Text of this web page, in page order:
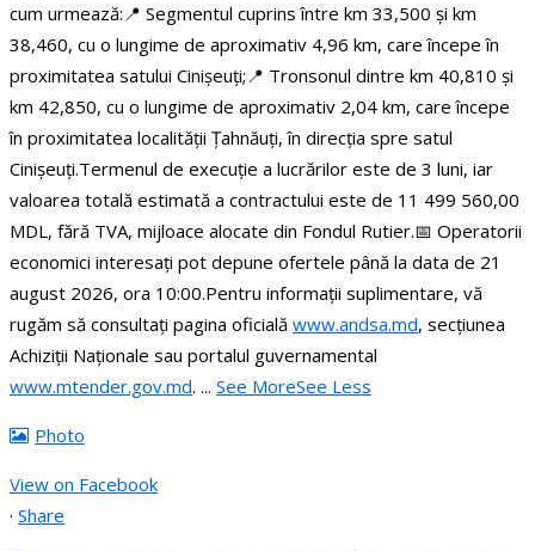
cum urmează:📍 Segmentul cuprins între km 33,500 și km
38,460, cu o lungime de aproximativ 4,96 km, care începe în
proximitatea satului Cinișeuți;📍 Tronsonul dintre km 40,810 și
km 42,850, cu o lungime de aproximativ 2,04 km, care începe
în proximitatea localității Țahnăuți, în direcția spre satul
Cinișeuți.Termenul de execuție a lucrărilor este de 3 luni, iar
valoarea totală estimată a contractului este de 11 499 560,00
MDL, fără TVA, mijloace alocate din Fondul Rutier.📅 Operatorii
economici interesați pot depune ofertele până la data de 21
august 2026, ora 10:00.Pentru informații suplimentare, vă
rugăm să consultați pagina oficială www.andsa.md, secțiunea
Achiziții Naționale sau portalul guvernamental
www.mtender.gov.md. ... See MoreSee Less
Photo
View on Facebook
· Share